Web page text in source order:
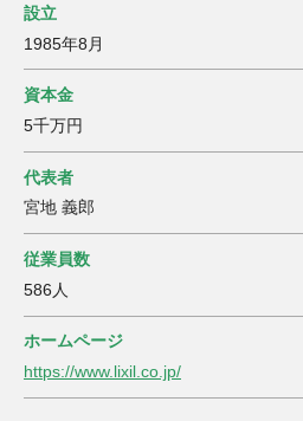
設立
1985年8月
資本金
5千万円
代表者
宮地 義郎
従業員数
586人
ホームページ
https://www.lixil.co.jp/